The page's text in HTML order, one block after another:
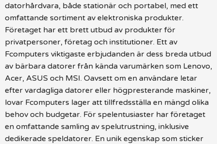
datorhårdvara, både stationär och portabel, med ett
omfattande sortiment av elektroniska produkter.
Företaget har ett brett utbud av produkter för
privatpersoner, företag och institutioner. Ett av
Fcomputers viktigaste erbjudanden är dess breda utbud
av bärbara datorer från kända varumärken som Lenovo,
Acer, ASUS och MSI. Oavsett om en användare letar
efter vardagliga datorer eller högpresterande maskiner,
lovar Fcomputers lager att tillfredsställa en mängd olika
behov och budgetar. För spelentusiaster har företaget
en omfattande samling av spelutrustning, inklusive
dedikerade speldatorer. En unik egenskap som sticker